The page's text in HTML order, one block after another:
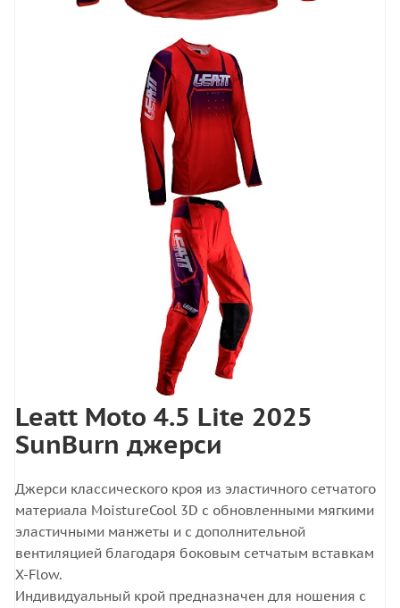
Leatt Moto 4.5 Lite 2025
SunBurn джерси
Джерси классического кроя из эластичного сетчатого
материала MoistureCool 3D с обновленными мягкими
эластичными манжеты и с дополнительной
вентиляцией благодаря боковым сетчатым вставкам
X-Flow.
Индивидуальный крой предназначен для ношения с